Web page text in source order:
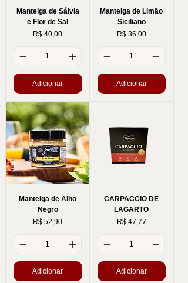
Manteiga de Sálvia
e Flor de Sal
Preço
R$ 40,00
Adicionar
Manteiga de Limão
Siciliano
Preço
R$ 36,00
Adicionar
Manteiga de Alho
Negro
Preço
R$ 52,90
Adicionar
CARPACCIO DE
LAGARTO
Preço
R$ 47,77
Adicionar